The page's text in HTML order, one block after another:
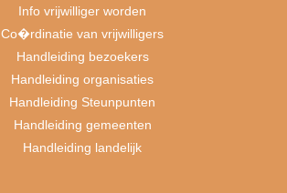
Info vrijwilliger worden
Co�rdinatie van vrijwilligers
Handleiding bezoekers
Handleiding organisaties
Handleiding Steunpunten
Handleiding gemeenten
Handleiding landelijk